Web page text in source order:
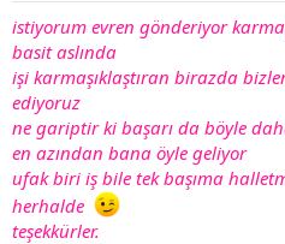
istiyorum evren gönderiyor
basit aslında
işi karmaşıklaştıran birazda
ediyoruz
ne gariptir ki başarı da böyle
en azından bana öyle geliyor
ufak biri iş bile tek başıma
herhalde
teşekkürler.